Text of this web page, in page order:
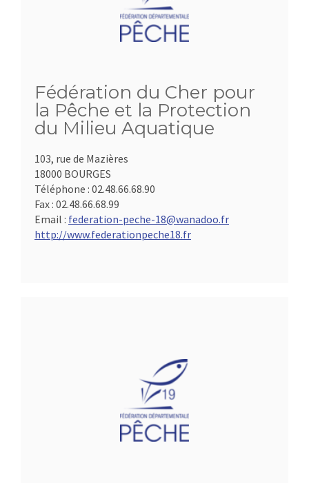
Fédération du Cher pour
la Pêche et la Protection
du Milieu Aquatique
103, rue de Mazières
18000 BOURGES
Téléphone : 02.48.66.68.90
Fax : 02.48.66.68.99
Email : federation-peche-18@wanadoo.fr
http://www.federationpeche18.fr